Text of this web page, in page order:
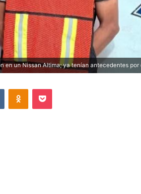
en un Nissan Altima; ya tenían antecedentes
VKontakteOdnoklassniki
Pocket